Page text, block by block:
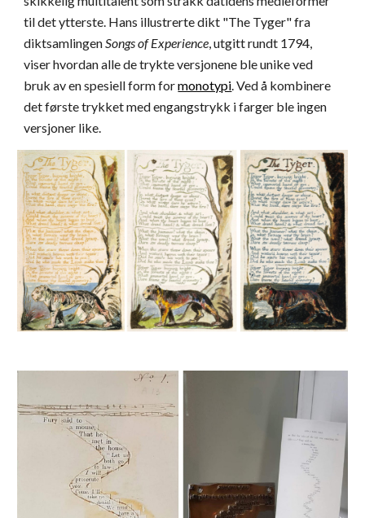
til det ytterste. Hans illustrerte dikt "The Tyger" fra
diktsamlingenSongs of Experience, utgitt rundt 1794,
viser hvordan alle de trykte versjonene ble unike ved
bruk av en spesiell form formonotypi. Ved å kombinere
det første trykket med engangstrykk i farger ble ingen
versjoner like.